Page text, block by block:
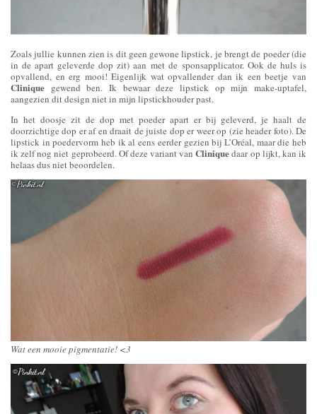
Zoals jullie kunnen zien is dit geen gewone lipstick, je brengt de poeder (die
in de apart geleverde dop zit) aan met de sponsapplicator. Ook de huls is
opvallend, en erg mooi! Eigenlijk wat opvallender dan ik een beetje van
Clinique gewend ben. Ik bewaar deze lipstick op mijn make-uptafel,
aangezien dit design niet in mijn lipstickhouder past.
In het doosje zit de dop met poeder apart er bij geleverd, je haalt de
doorzichtige dop er af en draait de juiste dop er weer op (zie header foto). De
lipstick in poedervorm heb ik al eens eerder gezien bij L’Oréal, maar die heb
ik zelf nog niet geprobeerd. Of deze variant vanCliniquedaar op lijkt, kan ik
helaas dus niet beoordelen.
Wat een mooie pigmentatie! <3